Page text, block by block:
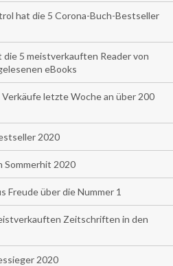
hat die 5 Corona-Buch-Bestseller
die 5 meistverkauften Reader von
eBooks
letzte Woche an über 200
2020
Sommerhit 2020
Freude über die Nummer 1
Zeitschriften in den
2020